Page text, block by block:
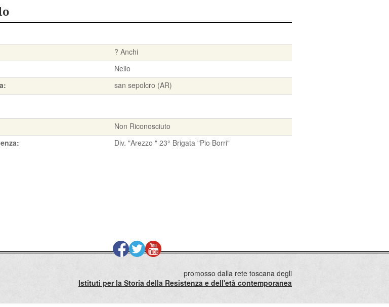
? Anchi
Nello
san sepolcro (AR)
Non Riconosciuto
Div. "Arezzo " 23° Brigata "Pio Borri"
promosso dalla rete toscana degli
Istituti per la Storia della Resistenza e dell'età contemporanea